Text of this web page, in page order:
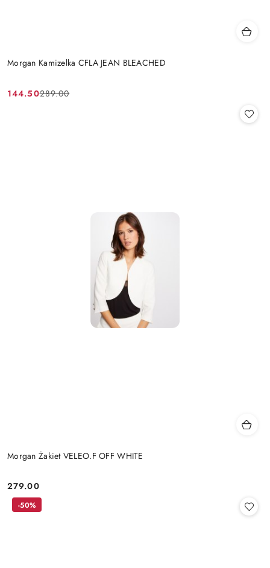
Morgan Kamizelka CFLA JEAN BLEACHED
Cena
144.50
Cena
289.00
Morgan Żakiet VELEO.F OFF WHITE
Cena:
279.00
-50%